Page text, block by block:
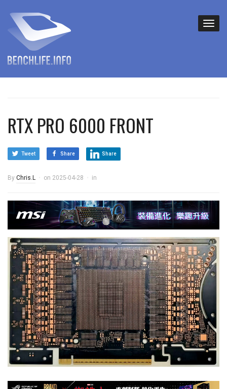
RTX PRO 6000 FRONT
Tweet Share Share
By Chris.L on 2025-04-28 in